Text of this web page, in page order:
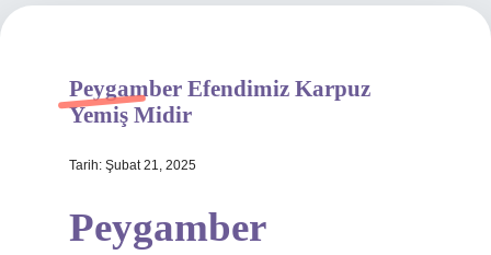
Hakkımızda
Peygamber Efendimiz Karpuz
Yemiş Midir
Tarih: Şubat 21, 2025
Peygamber